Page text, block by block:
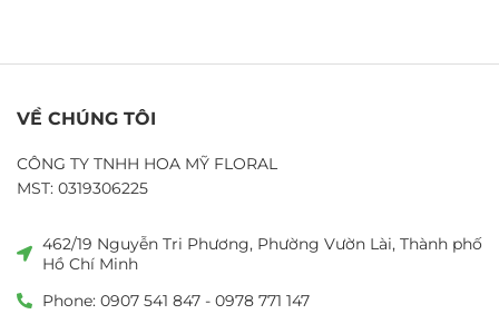
VỀ CHÚNG TÔI
CÔNG TY TNHH HOA MỸ FLORAL
MST: 0319306225
462/19 Nguyễn Tri Phương, Phường Vườn Lài, Thành phố
Hồ Chí Minh
Phone: 0907 541 847 - 0978 771 147